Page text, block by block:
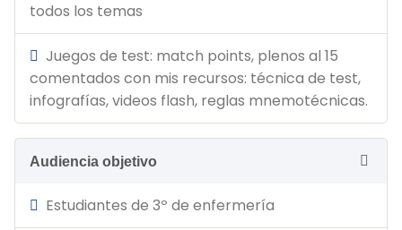
todos los temas
Juegos de test: match points, plenos al 15
comentados con mis recursos: técnica de test,
infografías, videos flash, reglas mnemotécnicas.
Audiencia objetivo
Estudiantes de 3º de enfermería